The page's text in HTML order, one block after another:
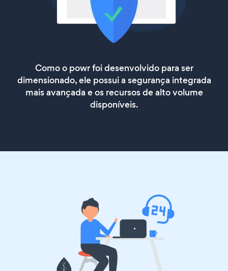
Como o powr foi desenvolvido para ser
dimensionado, ele possui a segurança integrada
mais avançada e os recursos de alto volume
disponíveis.